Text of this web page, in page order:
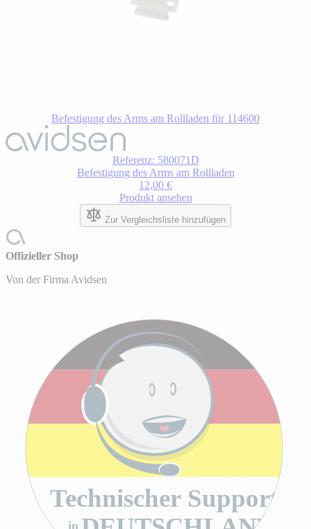
Befestigung des Arms am Rollladen für 114600
Referenz: 580071D
Befestigung des Arms am Rollladen
12,00 €
Produkt ansehen
Zur Vergleichsliste hinzufügen
Offizieller Shop
Von der Firma Avidsen
Technischer Support
in